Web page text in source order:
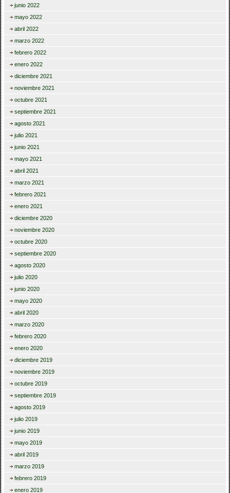
junio 2022
mayo 2022
abril 2022
marzo 2022
febrero 2022
enero 2022
diciembre 2021
noviembre 2021
octubre 2021
septiembre 2021
agosto 2021
julio 2021
junio 2021
mayo 2021
abril 2021
marzo 2021
febrero 2021
enero 2021
diciembre 2020
noviembre 2020
octubre 2020
septiembre 2020
agosto 2020
julio 2020
junio 2020
mayo 2020
abril 2020
marzo 2020
febrero 2020
enero 2020
diciembre 2019
noviembre 2019
octubre 2019
septiembre 2019
agosto 2019
julio 2019
junio 2019
mayo 2019
abril 2019
marzo 2019
febrero 2019
enero 2019